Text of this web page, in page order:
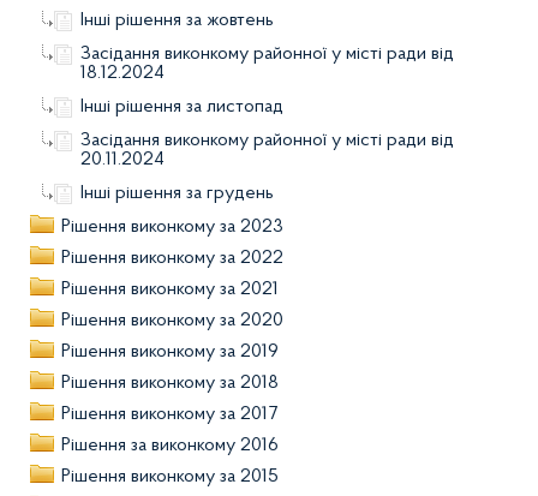
Інші рішення за жовтень
Засідання виконкому районної у місті ради від
18.12.2024
Інші рішення за листопад
Засідання виконкому районної у місті ради від
20.11.2024
Інші рішення за грудень
Рішення виконкому за 2023
Рішення виконкому за 2022
Рішення виконкому за 2021
Рішення виконкому за 2020
Рішення виконкому за 2019
Рішення виконкому за 2018
Рішення виконкому за 2017
Рішення за виконкому 2016
Рішення виконкому за 2015